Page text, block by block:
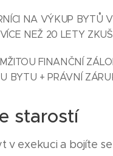
NA VÝKUP BYTŮ
NEŽ 20 LETY
FINANČNÍ
BYTU + PRÁVNÍ
starostí
v exekuci a bojíte